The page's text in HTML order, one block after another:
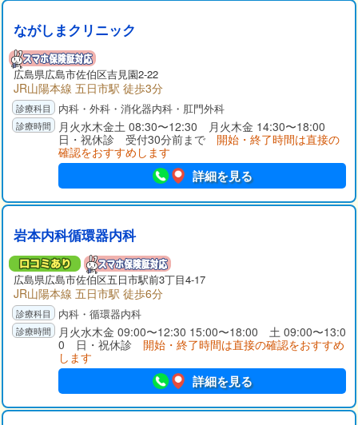
ながしまクリニック
広島県広島市佐伯区吉見園2-22
JR山陽本線 五日市駅 徒歩3分
内科・外科・消化器内科・肛門外科
月火水木金土 08:30〜12:30 月火木金 14:30〜18:00
日・祝休診 受付30分前まで 開始・終了時間は直接の
確認をおすすめします
詳細を見る
岩本内科循環器内科
広島県広島市佐伯区五日市駅前3丁目4-17
JR山陽本線 五日市駅 徒歩6分
内科・循環器内科
月火水木金 09:00〜12:30 15:00〜18:00 土 09:00〜13:0
0 日・祝休診 開始・終了時間は直接の確認をおすすめ
します
詳細を見る